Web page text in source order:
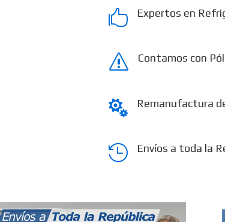
 Expertos en
s Contamos con
 Remanufactura
 Envíos a toda la